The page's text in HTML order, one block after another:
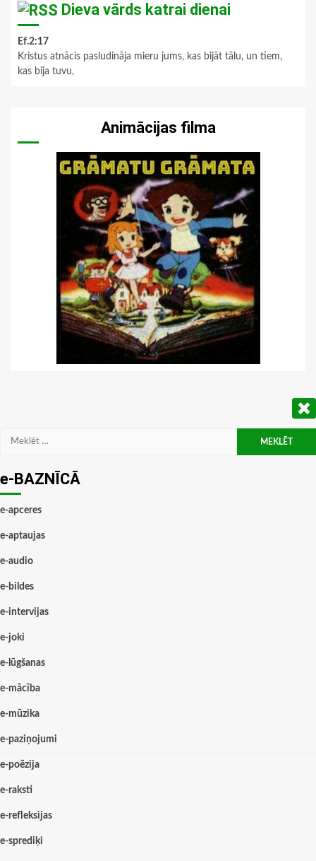
Dieva vārds katrai dienai
Ef.2:17
Kristus atnācis pasludināja mieru jums, kas bijāt tālu, un tiem,
kas bija tuvu,
Animācijas filma
Meklēt:
e-BAZNĪCĀ
e-apceres
e-aptaujas
e-audio
e-bildes
e-intervijas
e-joki
e-lūgšanas
e-mācība
e-mūzika
e-paziņojumi
e-poēzija
e-raksti
e-refleksijas
e-sprediķi